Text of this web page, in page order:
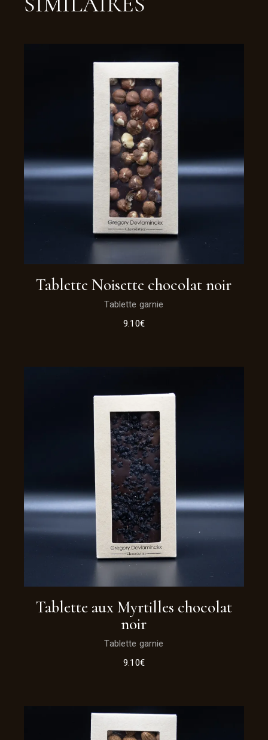
Tablette Noisette chocolat noir
Tablette garnie
9.10€
Tablette aux Myrtilles chocolat
noir
Tablette garnie
9.10€